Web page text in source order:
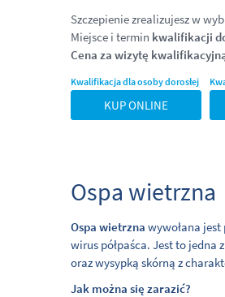
Szczepienie zrealizujesz w
Miejsce i termin kwalifikacji
Cena za wizytę
Kwalifikacja dla osoby dorosłej
KUP ONLINE
Ospa wietrzna
Ospa wietrzna wywołana jest
wirus półpaśca. Jest to jedna
oraz wysypką skórną z
Jak można się zarazić?